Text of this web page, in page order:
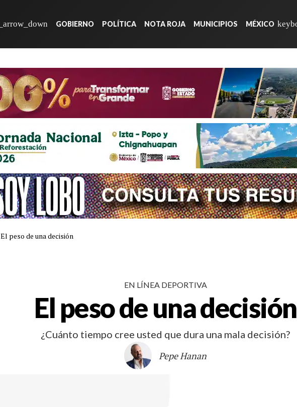
GOBIERNO POLÍTICA NOTA ROJA MUNICIPIOS MÉXICO
El peso de una decisión
EN LÍNEA DEPORTIVA
El peso de una decisión
¿Cuánto tiempo cree usted que dura una mala decisión?
Pepe Hanan